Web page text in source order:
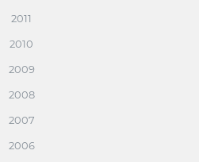
2011
2010
2009
2008
2007
2006